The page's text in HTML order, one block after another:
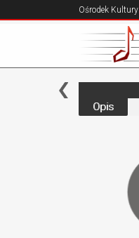
Ośrodek
Opis